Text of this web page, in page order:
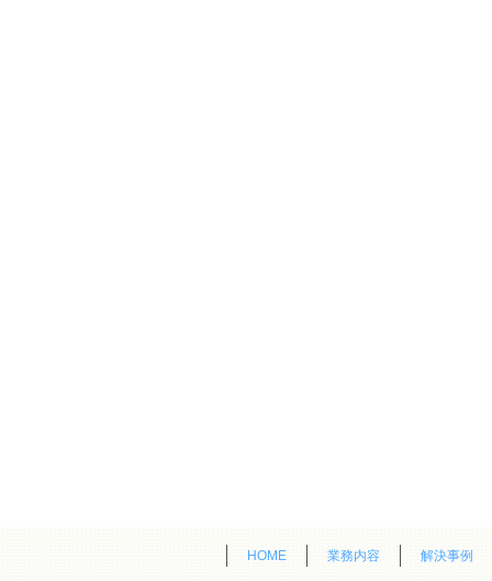
HOME 業務内容 解決事例